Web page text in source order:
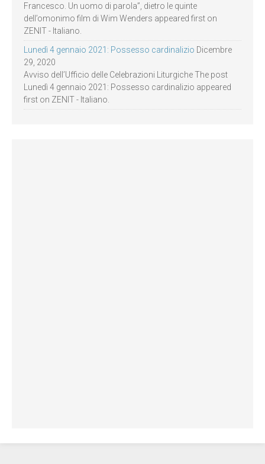
Francesco. Un uomo di parola”, dietro le quinte
dell’omonimo film di Wim Wenders appeared first on
ZENIT - Italiano.
Lunedì 4 gennaio 2021: Possesso cardinalizio Dicembre
29, 2020
Avviso dell’Ufficio delle Celebrazioni Liturgiche The post
Lunedì 4 gennaio 2021: Possesso cardinalizio appeared
first on ZENIT - Italiano.